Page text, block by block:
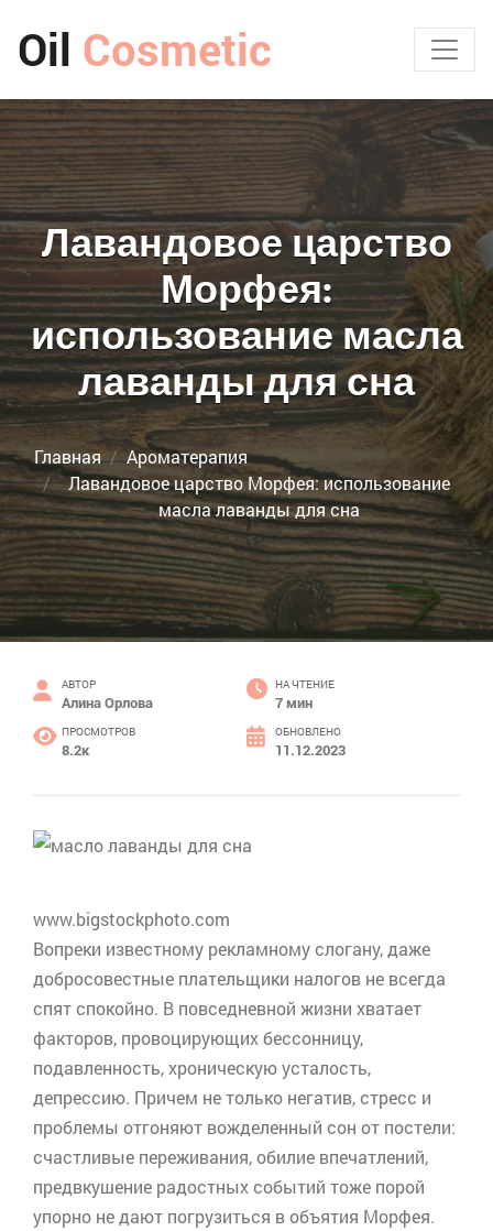
Oil Cosmetic
Лавандовое царство
Морфея:
использование масла
лаванды для сна
Главная
Ароматерапия
Лавандовое царство Морфея: использование
масла лаванды для сна
АВТОР
Алина Орлова
НА ЧТЕНИЕ
7 мин
ПРОСМОТРОВ
8.2к
ОБНОВЛЕНО
11.12.2023
www.bigstockphoto.com
Вопреки известному рекламному слогану, даже
добросовестные плательщики налогов не всегда
спят спокойно. В повседневной жизни хватает
факторов, провоцирующих бессонницу,
подавленность, хроническую усталость,
депрессию. Причем не только негатив, стресс и
проблемы отгоняют вожделенный сон от постели:
счастливые переживания, обилие впечатлений,
предвкушение радостных событий тоже порой
упорно не дают погрузиться в объятия Морфея.